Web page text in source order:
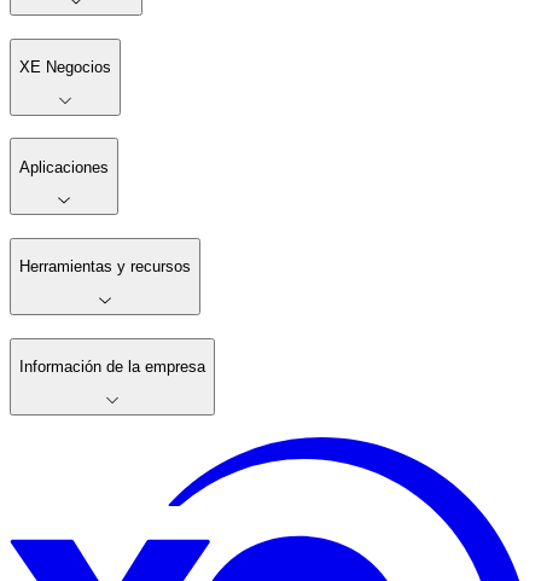
XE Negocios
Aplicaciones
Herramientas y recursos
Información de la empresa